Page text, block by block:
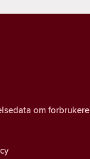
om forbrukere